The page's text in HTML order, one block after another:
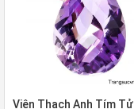
Viên Thạch Anh Tím Tử